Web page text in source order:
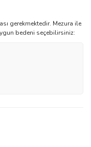
gerekmektedir. Mezura ile
bedeni seçebilirsiniz: